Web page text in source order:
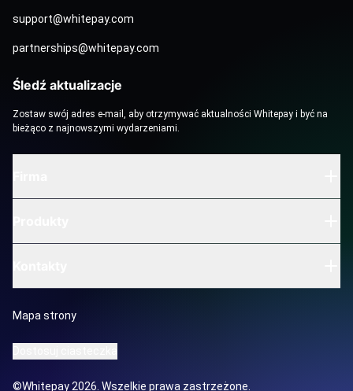
support@whitepay.com
partnerships@whitepay.com
Śledź aktualizacje
Zostaw swój adres e-mail, aby otrzymywać aktualności Whitepay i być na
bieżąco z najnowszymi wydarzeniami.
Mapa strony
©Whitepay 2026. Wszelkie prawa zastrzeżone.